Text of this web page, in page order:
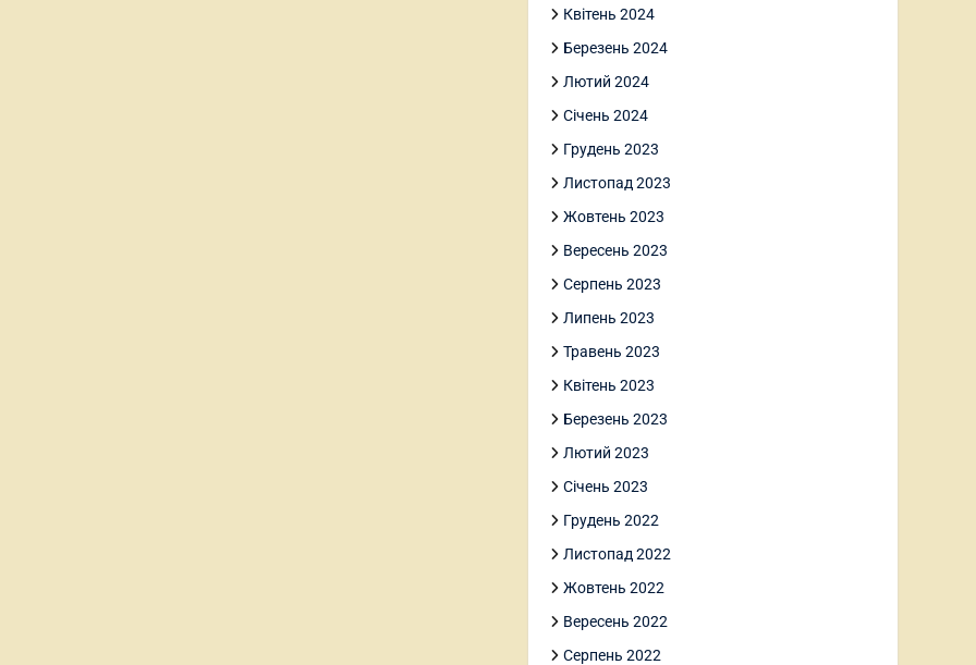
Квітень 2024
Березень 2024
Лютий 2024
Січень 2024
Грудень 2023
Листопад 2023
Жовтень 2023
Вересень 2023
Серпень 2023
Липень 2023
Травень 2023
Квітень 2023
Березень 2023
Лютий 2023
Січень 2023
Грудень 2022
Листопад 2022
Жовтень 2022
Вересень 2022
Серпень 2022